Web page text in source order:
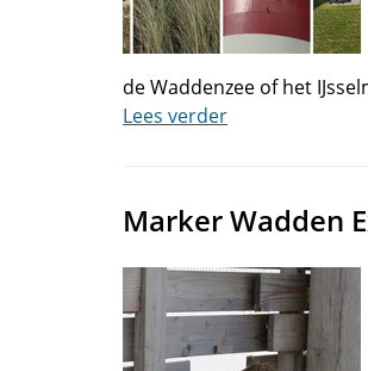
de Waddenzee of het
Lees verder
Marker Wadden